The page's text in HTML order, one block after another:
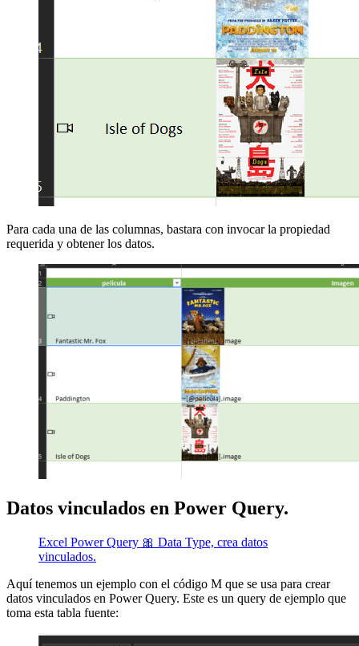
Para cada una de las columnas, bastara con invocar la propiedad
requerida y obtener los datos.
Datos vinculados en Power Query.
Excel Power Query 🎀 Data Type, crea datos
vinculados.
Aquí tenemos un ejemplo con el código M que se usa para crear
datos vinculados en Power Query. Este es un query de ejemplo que
toma esta tabla fuente: